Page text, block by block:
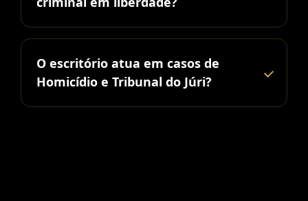
O escritório atua em casos de
Homicídio e Tribunal do Júri?